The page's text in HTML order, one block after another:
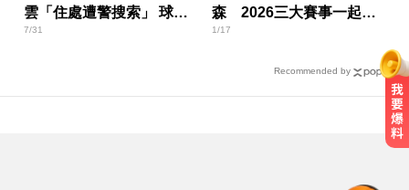
雲「住處遭警搜索」 球團
老闆公開道歉
7/31
森 2026三大賽事一起熱
血
1/17
Recommended by